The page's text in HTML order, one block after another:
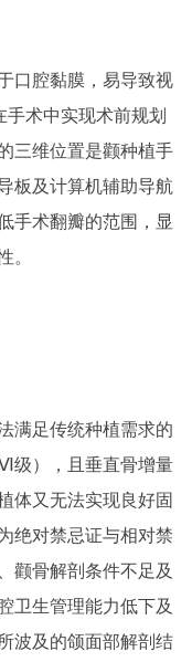
口腔黏膜，易导致视
手术中实现术前规划
三维位置是颧种植手
板及计算机辅助导航
手术翻瓣的范围，显
满足传统种植需求的
级），且垂直骨增量
体又无法实现良好固
绝对禁忌证与相对禁
颧骨解剖条件不足及
卫生管理能力低下及
波及的颌面部解剖结